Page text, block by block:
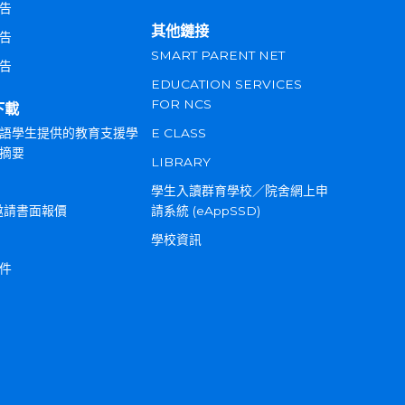
載
學生提供的教育支援學
要
書面報價
其他鏈接
SMART PARENT NET
EDUCATION SERVICES
FOR NCS
E CLASS
LIBRARY
學生入讀群育學校／院舍網上申
請系統 (eAppSSD)
學校資訊